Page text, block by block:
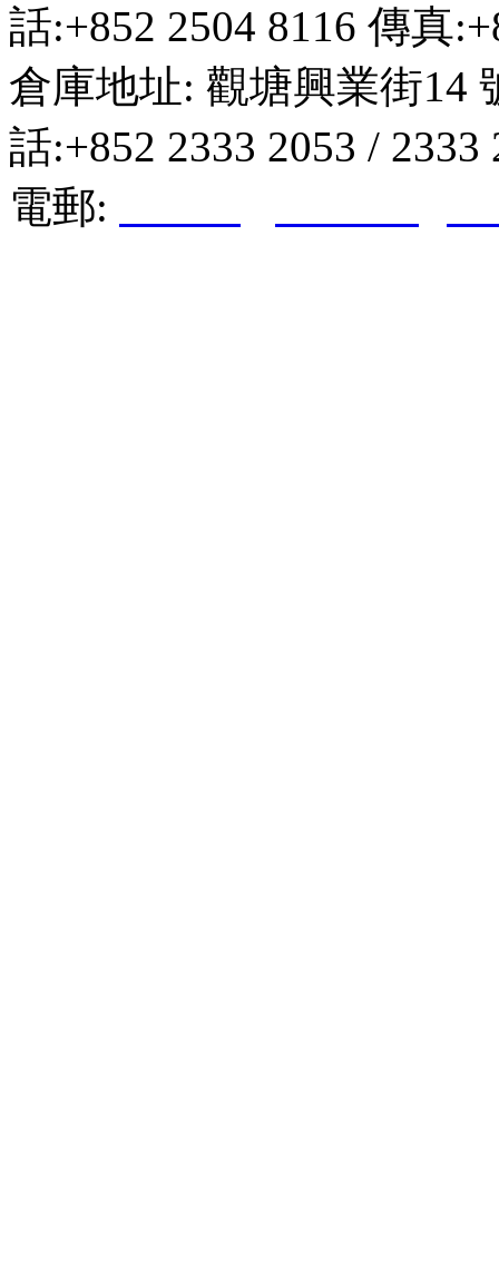
話:+852 2504 8116 傳真
倉庫地址: 觀塘興業街14
話:+852 2333 2053 /
電郵: